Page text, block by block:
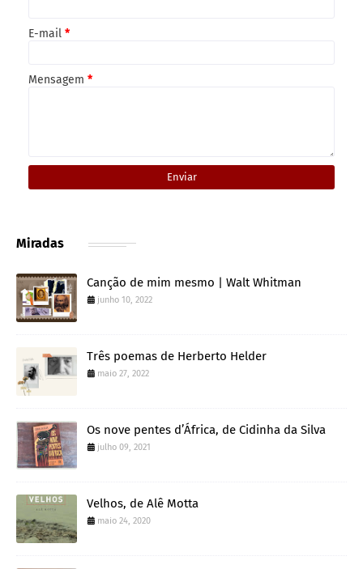
E-mail *
Mensagem *
Miradas
Canção de mim mesmo | Walt Whitman
junho 10, 2022
Três poemas de Herberto Helder
maio 27, 2022
Os nove pentes d’África, de Cidinha da Silva
julho 09, 2021
Velhos, de Alê Motta
maio 24, 2020